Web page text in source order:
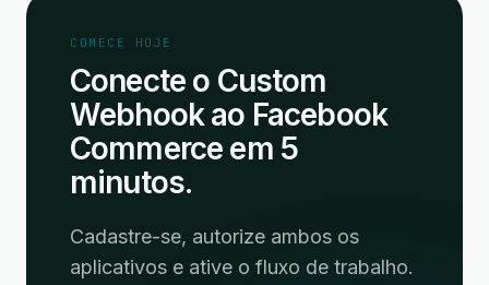
COMECE HOJE
Conecte o Custom
Webhook ao Facebook
Commerce em 5
minutos.
Cadastre-se, autorize ambos os
aplicativos e ative o fluxo de trabalho.